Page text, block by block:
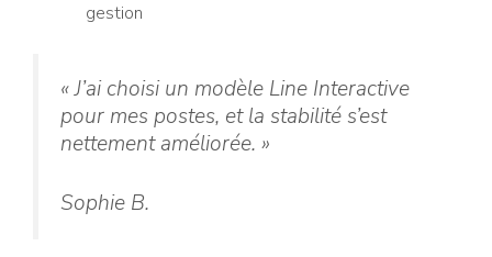
gestion
« J’ai choisi un modèle Line Interactive
pour mes postes, et la stabilité s’est
nettement améliorée. »
Sophie B.